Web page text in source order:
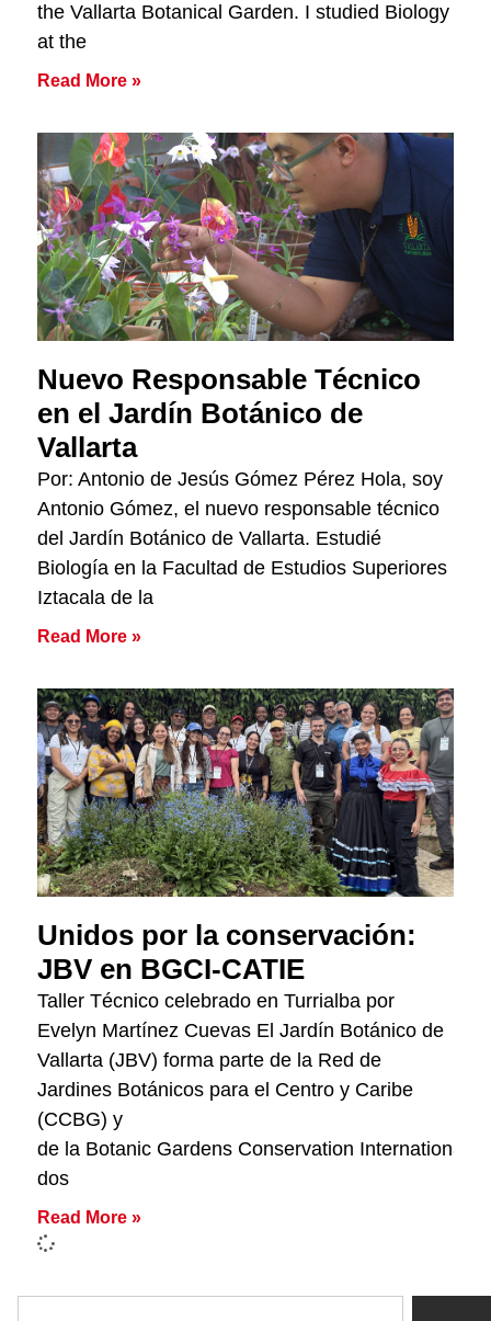
the Vallarta Botanical Garden. I studied Biology
at the
Read More »
Nuevo Responsable Técnico
en el Jardín Botánico de
Vallarta
Por: Antonio de Jesús Gómez Pérez Hola, soy
Antonio Gómez, el nuevo responsable técnico
del Jardín Botánico de Vallarta. Estudié
Biología en la Facultad de Estudios Superiores
Iztacala de la
Read More »
Unidos por la conservación:
JBV en BGCI-CATIE
Taller Técnico celebrado en Turrialba por
Evelyn Martínez Cuevas El Jardín Botánico de
Vallarta (JBV) forma parte de la Red de
Jardines Botánicos para el Centro y Caribe
(CCBG) y
de la Botanic Gardens Conservation International
dos
Read More »